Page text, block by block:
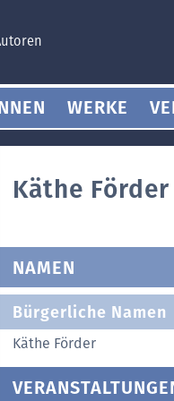
WERKE
Käthe Förder
NAMEN
Bürgerliche Namen
Käthe Förder